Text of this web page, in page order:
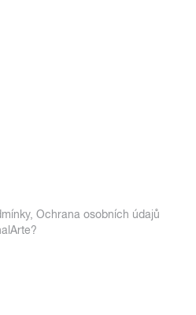
Ochrana osobních údajů